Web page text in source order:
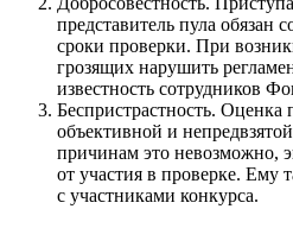
представитель пула обязан
сроки проверки. При
грозящих нарушить
известность сотрудников
Беспристрастность. Оценка
объективной и
причинам это невозможно,
от участия в проверке. Ему
с участниками конкурса.